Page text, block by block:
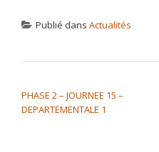
Publié dans Actualités
PHASE 2 – JOURNEE 15 –
DEPARTEMENTALE 1